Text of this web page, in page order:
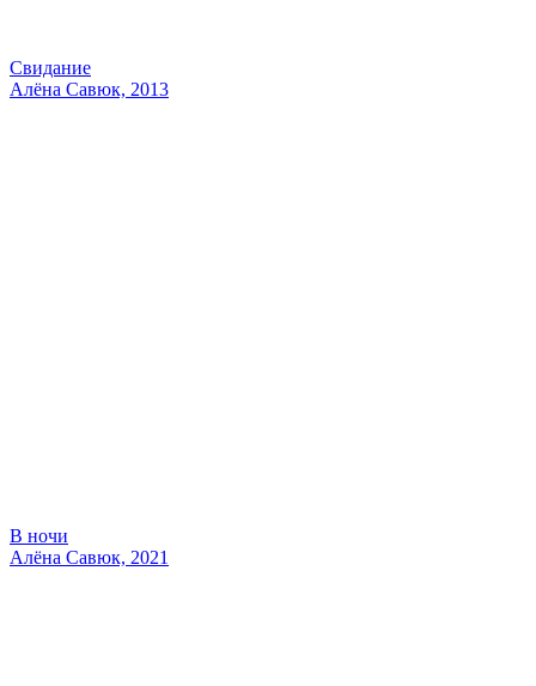
Свидание
Алёна Савюк, 2013
В ночи
Алёна Савюк, 2021